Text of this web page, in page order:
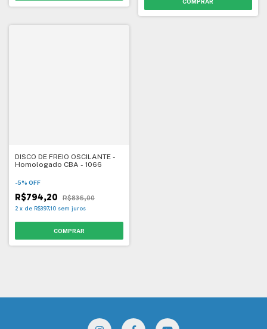
DISCO DE FREIO OSCILANTE -
Homologado CBA - 1066
-5% OFF
R$794,20 R$836,00
2 x de R$397,10 sem juros